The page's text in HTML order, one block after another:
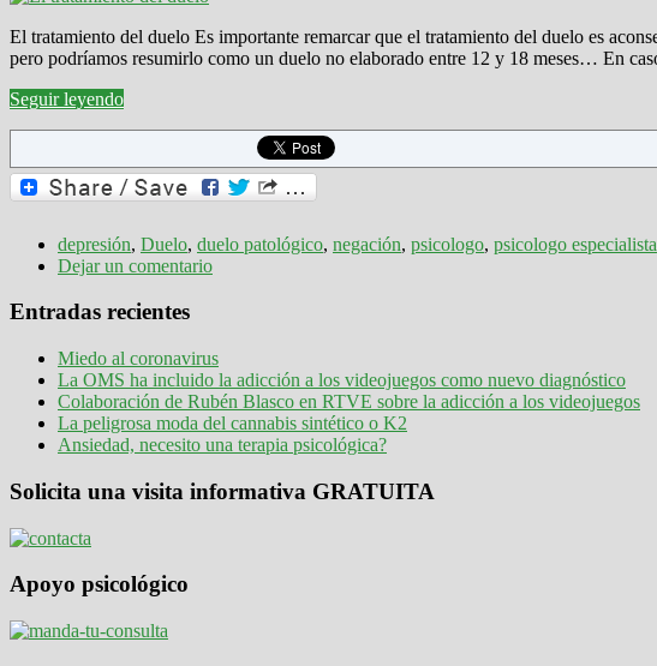
El tratamiento del duelo Es importante remarcar que el tratamiento del duelo es
pero podríamos resumirlo como un duelo no elaborado entre 12 y 18 meses… En
Seguir leyendo
depresión, Duelo, duelo patológico, negación, psicologo, psicologo especialista
Dejar un comentario
Entradas recientes
Miedo al coronavirus
La OMS ha incluido la adicción a los videojuegos como nuevo diagnóstico
Colaboración de Rubén Blasco en RTVE sobre la adicción a los videojuegos
La peligrosa moda del cannabis sintético o K2
Ansiedad, necesito una terapia psicológica?
Solicita una visita informativa GRATUITA
Apoyo psicológico